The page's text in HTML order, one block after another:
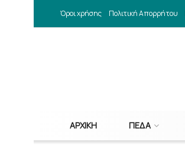
Όροι χρήσης Πολιτική Απορρήτου
ΑΡΧΙΚΉ ΠΕΔΑ